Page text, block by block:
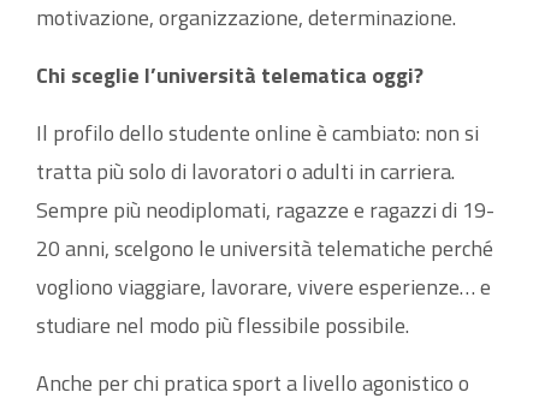
motivazione, organizzazione, determinazione.
Chi sceglie l’università telematica oggi?
Il profilo dello studente online è cambiato: non si
tratta più solo di lavoratori o adulti in carriera.
Sempre più neodiplomati, ragazze e ragazzi di 19-
20 anni, scelgono le università telematiche perché
vogliono viaggiare, lavorare, vivere esperienze… e
studiare nel modo più flessibile possibile.
Anche per chi pratica sport a livello agonistico o